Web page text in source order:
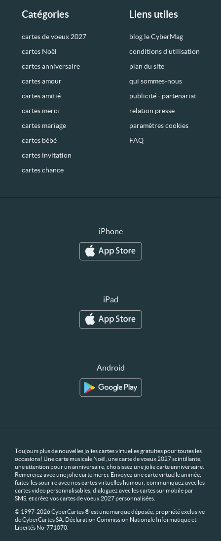
Catégories
cartes de voeux 2027
cartes Noël
cartes anniversaire
cartes amour
cartes amitié
cartes merci
cartes mariage
cartes bébé
cartes invitation
cartes chance
Liens utiles
blog le CyberMag
conditions d’utilisation
plan du site
qui sommes-nous
publicité - partenariat
relation presse
paramètres cookies
FAQ
iPhone
iPad
Android
Toujours plus de nouvelles jolies cartes virtuelles gratuites pour toutes les
occasions! Une carte musicale Noël, une carte de voeux 2027 scintillante,
une attention pour un anniversaire, choisissez une jolie carte anniversaire.
Remerciez avec une jolie carte merci. Envoyez une carte virtuelle animée,
faites-les sourire avec nos cartes virtuelles humour, communiquez avec les
cartes video personnalisables, dialoguez avec les cartes sur mobile par
SMS, et créez vos cartes de voeux 2027 personnalisées.
© 1997-2026 CyberCartes ® est une marque déposée, propriété exclusive
de CyberCartes SA. Déclaration Commission Nationale Informatique et
Libertés No-771070.